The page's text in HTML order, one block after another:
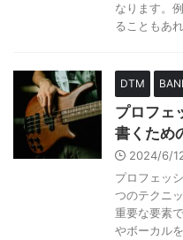
なります。
ることもあ
DTM
プロフェ
書くため
2024/6/
プロフェッ
つのテクニ
重要な要素
やボーカル